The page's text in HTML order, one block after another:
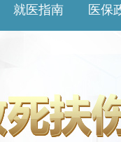
就医指南 医保